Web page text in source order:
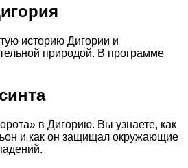
историю Дигории и
природой. В программе
в Дигорию. Вы узнаете, как
и как он защищал окружающие